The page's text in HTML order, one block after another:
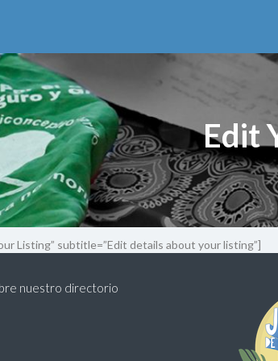
Edit
Listing” subtitle=”Edit details about your listing”]
nuestro directorio